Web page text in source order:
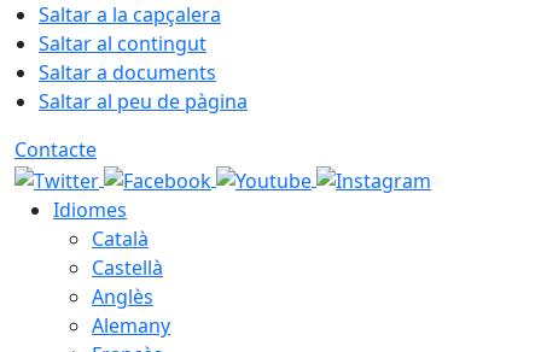
Saltar a la capçalera
Saltar al contingut
Saltar a documents
Saltar al peu de pàgina
Contacte
Idiomes
Català
Castellà
Anglès
Alemany